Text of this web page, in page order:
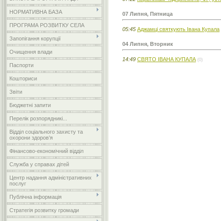
НОРМАТИВНА БАЗА
ПРОГРАМА РОЗВИТКУ СЕЛА
Запопігання корупції
Очищення влади
Паспорти
Кошториси
Звіти
Бюджетні запити
Перелік розпорядникі...
Відділ соціального захисту та
охорони здоров’я
Фінансово-економічний відділ
Служба у справах дітей
Центр надання адміністративних
послуг
Публічна інформація
Стратегія розвитку громади
07 Липня, Пятница
05:45 Аджамці святкують Івана Купала
04 Липня, Вторник
14:49 СВЯТО ІВАНА КУПАЛА (0)